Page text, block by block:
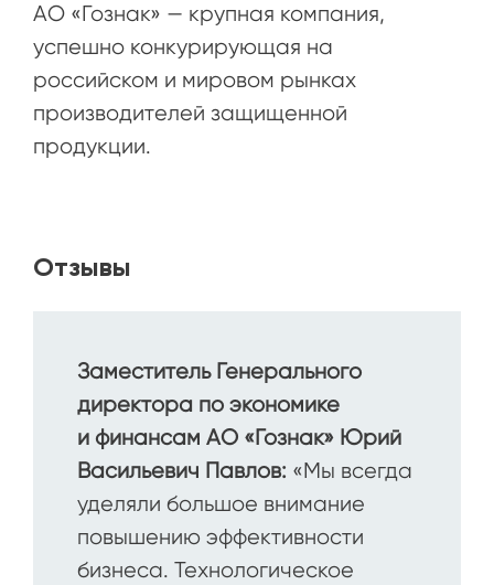
АО «Гознак» — крупная компания,
успешно конкурирующая на
российском и мировом рынках
производителей защищенной
продукции.
Отзывы
Заместитель Генерального
директора по экономике
и финансам АО «Гознак» Юрий
Васильевич Павлов: «Мы всегда
уделяли большое внимание
повышению эффективности
бизнеса. Технологическое